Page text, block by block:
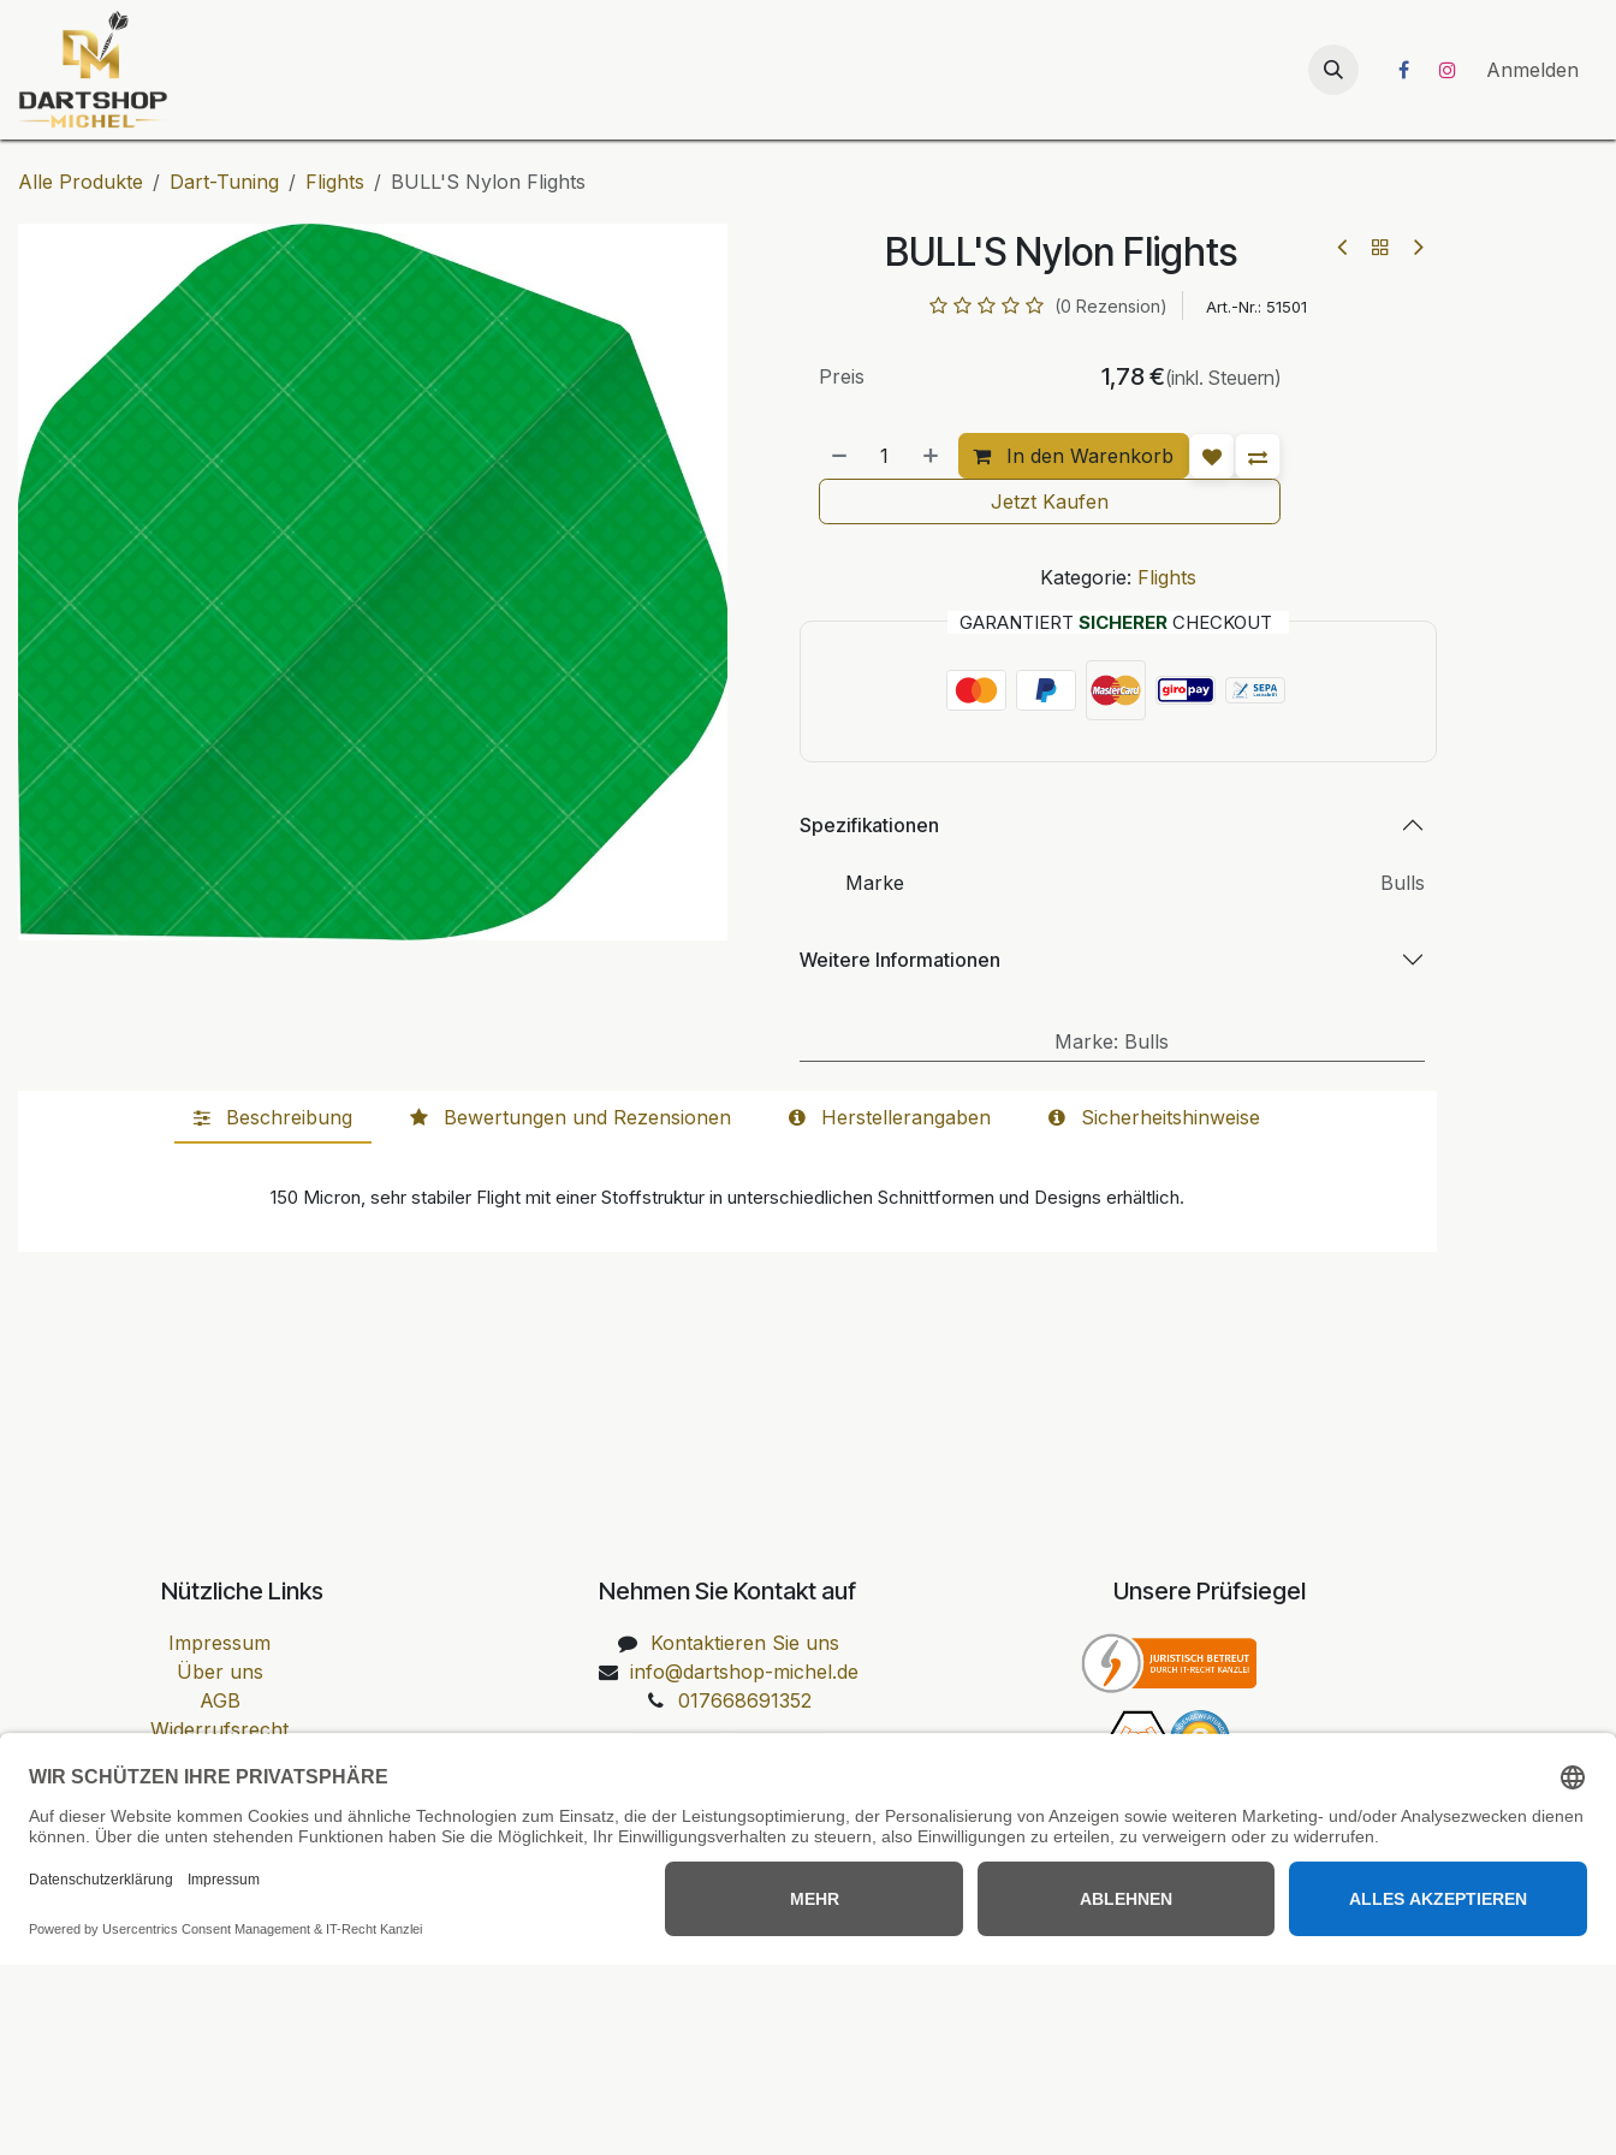
Zum Inhalt springen
UNICORN-Launch 2026 Anmelden
Alle Produkte Dart-Tuning Flights BULL'S Nylon Flights
BULL'S Nylon Flights
(0 Rezension) Art.-Nr.: 51501
In den Warenkorb
Preis 1,78€(inkl. Steuern)
Jetzt Kaufen
Kategorie: Flights
GARANTIERT SICHERERCHECKOUT
Spezifikationen
Marke Bulls
Weitere Informationen
Marke: Bulls
Beschreibung Bewertungen und Rezensionen Herstellerangaben Sicherheitshinweise
150 Micron, sehr stabiler Flight mit einer Stoffstruktur in unterschiedlichen Schnittformen und Designs erhältlich.
Nützliche Links
Impressum
Über uns
AGB
Widerrufsrecht
Zahlung & Versand
Cookie-Einstellungen
Nehmen Sie Kontakt auf
Kontaktieren Sie uns
info@dartshop-michel.de
017668691352
Unsere Prüfsiegel